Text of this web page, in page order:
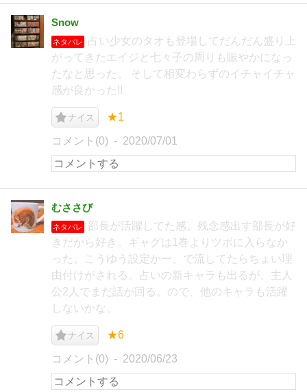
Snow
ネタバレ
占い少女のタオも登場してだんだん盛り上
がってきたエイジと七々子の周りも賑やかになっ
たなと思った。 そして相変わらずのイチャイチャ
感が良かった!!
ナイス ★1
コメント(0) 2020/07/01
むささび
ネタバレ
部長が活躍してた感。残念感出す部長が好
きだから好き。ギャグは1巻よりツボに入らなか
った。こうゆう設定かー、で流してたらちょい理
由付けがされる。占いの新キャラも出るが、主人
公2人でまだ話が回る。ので、他のキャラも活躍
しないかな。
ナイス ★6
コメント(0) 2020/06/23